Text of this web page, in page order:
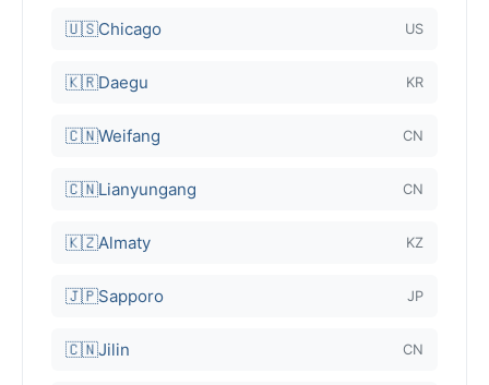
🇺🇸Chicago US
🇰🇷Daegu KR
🇨🇳Weifang CN
🇨🇳Lianyungang CN
🇰🇿Almaty KZ
🇯🇵Sapporo JP
🇨🇳Jilin CN